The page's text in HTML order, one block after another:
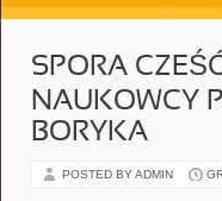
SPORA
NAUKOWCY
BORYKA
POSTED BY ADMIN